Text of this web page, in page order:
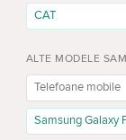
50MP, cameră
un set potrivit
Bateria de 4000
cumpărare,
aleasă.
CAT
ALTE MODELE
Telefoane mobile
Samsung Galaxy